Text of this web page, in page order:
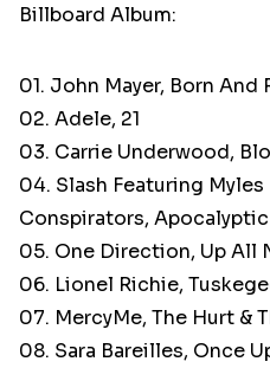
Billboard Album:
01. John Mayer, Born And
02. Adele, 21
03. Carrie Underwood,
04. Slash Featuring Myles
Conspirators,
05. One Direction, Up All
06. Lionel Richie,
07. MercyMe, The Hurt &
08. Sara Bareilles, Once